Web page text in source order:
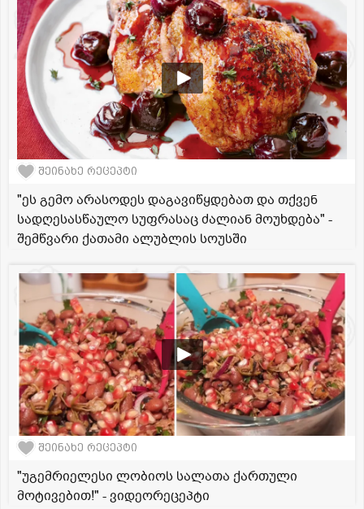
შეინახე რეცეპტი
"ეს გემო არასოდეს დაგავიწყდებათ და თქვენ
სადღესასწაულო სუფრასაც ძალიან მოუხდება" -
შემწვარი ქათამი ალუბლის სოუსში
შეინახე რეცეპტი
"უგემრიელესი ლობიოს სალათა ქართული
მოტივებით!" - ვიდეორეცეპტი